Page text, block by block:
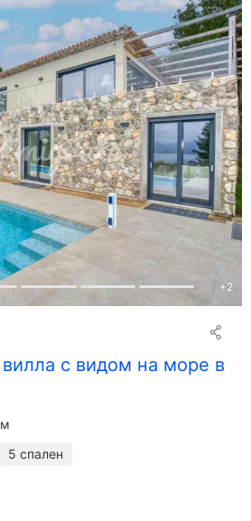
+2
с видом на море в
5 спален